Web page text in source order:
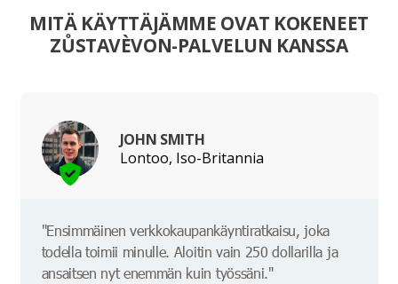
MITÄ KÄYTTÄJÄMME OVAT KOKENEET
ZŮSTAVÈVON-PALVELUN KANSSA
JOHN SMITH
Lontoo, Iso-Britannia
"Ensimmäinen verkkokaupankäyntiratkaisu, joka
todella toimii minulle. Aloitin vain 250 dollarilla ja
ansaitsen nyt enemmän kuin työssäni."